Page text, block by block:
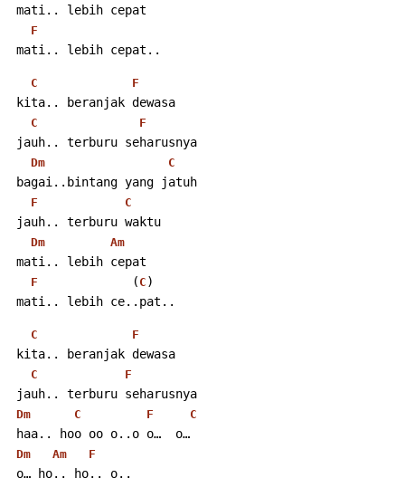
mati.. lebih cepat
F
mati.. lebih cepat..
C F
kita.. beranjak dewasa
C F
jauh.. terburu seharusnya
Dm C
bagai..bintang yang jatuh
F C
jauh.. terburu waktu
Dm Am
mati.. lebih cepat
F
             (
C )
mati.. lebih ce..pat..
C F
kita.. beranjak dewasa
C F
jauh.. terburu seharusnya
Dm C F C
haa.. hoo oo o..o o…  o…
Dm Am F
o… ho.. ho.. o..